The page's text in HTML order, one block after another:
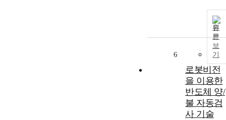
원
문
보
기
6
로봇비전
을 이용한
반도체 양/
불 자동검
사 기술